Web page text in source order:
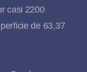
casi 2200
de 63,37